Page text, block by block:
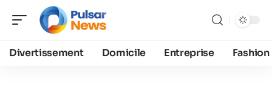
Divertissement Domicile Entreprise Fashion